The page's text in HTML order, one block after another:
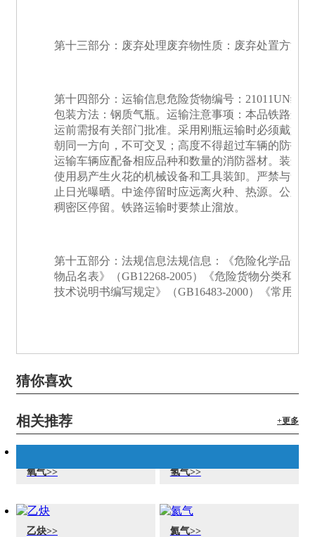
第十三部分：废弃处理废弃物性质：废弃处置方法
第十四部分：运输信息危险货物编号：21011UN编
包装方法：钢质气瓶。运输注意事项：本品铁路运
运前需报有关部门批准。采用刚瓶运输时必须戴好
朝同一方向，不可交叉；高度不得超过车辆的防护
运输车辆应配备相应品种和数量的消防器材。装运
使用易产生火花的机械设备和工具装卸。严禁与氧
止日光曝晒。中途停留时应远离火种、热源。公路
稠密区停留。铁路运输时要禁止溜放。
第十五部分：法规信息法规信息：《危险化学品安
物品名表》（GB12268-2005）《危险货物分类和品
技术说明书编写规定》（GB16483-2000）《常用危
猜你喜欢
相关推荐 +更多
氧气>> 氢气>>
乙炔>> 氦气>>